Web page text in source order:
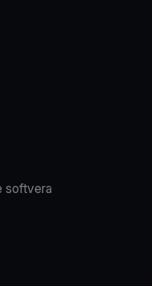
softvera